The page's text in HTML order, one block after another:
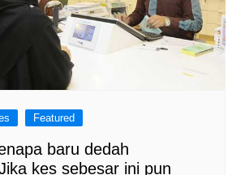
Featured
baru dedah
kes sebesar ini pun